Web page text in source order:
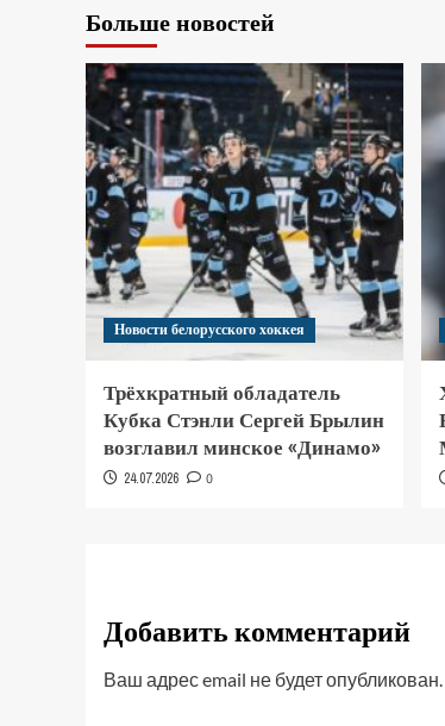
Больше новостей
Новости белорусского хоккея
Трёхкратный обладатель
Кубка Стэнли Сергей Брылин
возглавил минское «Динамо»
24.07.2026 0
Добавить комментарий
Ваш адрес email не будет опубликован.